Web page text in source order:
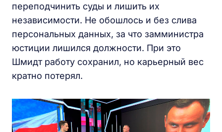
переподчинить суды и лишить их
независимости. Не обошлось и без слива
персональных данных, за что замминистра
юстиции лишился должности. При это
Шмидт работу сохранил, но карьерный вес
кратно потерял.